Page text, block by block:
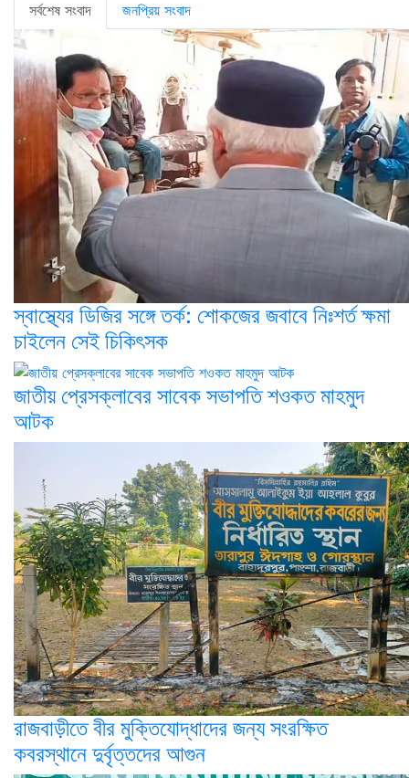
সর্বশেষ সংবাদ জনপ্রিয় সংবাদ
স্বাস্থ্যের ডিজির সঙ্গে তর্ক: শোকজের জবাবে নিঃশর্ত ক্ষমা
চাইলেন সেই চিকিৎসক
জাতীয় প্রেসক্লাবের সাবেক সভাপতি শওকত মাহমুদ
আটক
রাজবাড়ীতে বীর মুক্তিযোদ্ধাদের জন্য সংরক্ষিত
কবরস্থানে দুর্বৃত্তদের আগুন